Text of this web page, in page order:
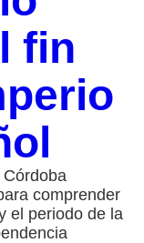
fin
comprender
el periodo de la